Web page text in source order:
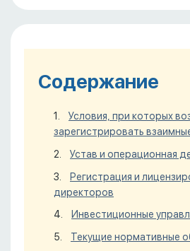
Содержание
Условия, при которых
зарегистрировать
Устав и операционная
Регистрация и
директоров
Инвестиционные
Текущие нормативные